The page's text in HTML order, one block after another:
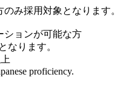
み採用対象となります。
ションが可能な方
なります。
proficiency.